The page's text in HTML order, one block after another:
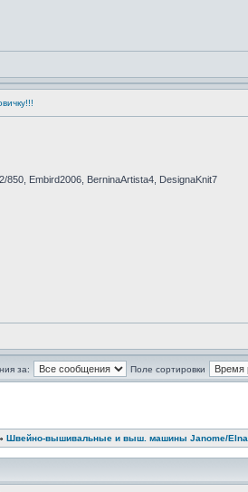
850, Embird2006, BerninaArtista4, DesignaKnit7
за: Поле сортировки
Швейно-вышивальные и выш. машины Janome/Elna